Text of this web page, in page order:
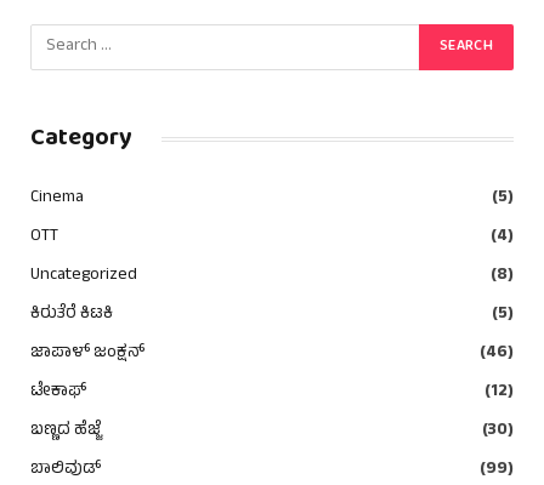
Category
Cinema
(5)
OTT
(4)
Uncategorized
(8)
ಕಿರುತೆರೆ ಕಿಟಕಿ
(5)
ಜಾಪಾಳ್ ಜಂಕ್ಷನ್
(46)
ಟೇಕಾಫ್
(12)
ಬಣ್ಣದ ಹೆಜ್ಜೆ
(30)
ಬಾಲಿವುಡ್
(99)